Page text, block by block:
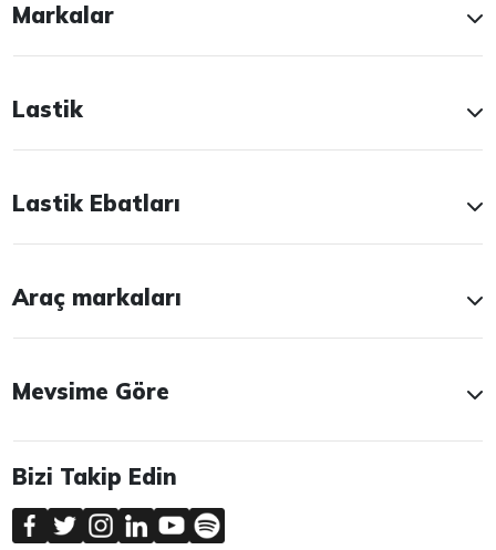
Markalar
Lastik
Lastik Ebatları
Araç markaları
Mevsime Göre
Bizi Takip Edin